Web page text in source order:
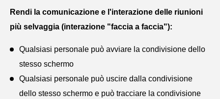
Rendi la comunicazione e l'interazione delle riunioni
più selvaggia (interazione "faccia a faccia"):
Qualsiasi personale può avviare la condivisione dello
stesso schermo
Qualsiasi personale può uscire dalla condivisione
dello stesso schermo e può tracciare la condivisione